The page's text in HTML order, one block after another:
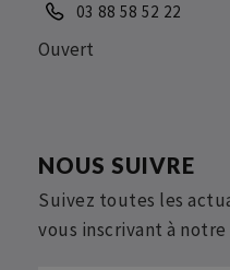
03 88 58 52 22
Ouvert
NOUS SUIVRE
Suivez toutes les
vous inscrivant à